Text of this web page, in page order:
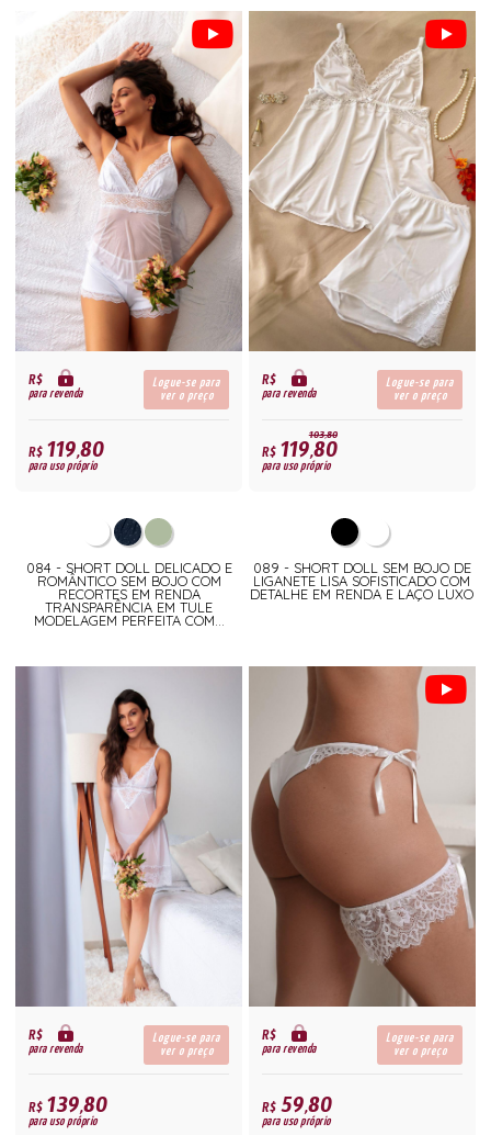
R$
para revenda
Logue-se para
ver o preço
R$119,80
para uso próprio
084 - SHORT DOLL DELICADO E
ROMÂNTICO SEM BOJO COM
RECORTES EM RENDA
TRANSPARÊNCIA EM TULE
MODELAGEM PERFEITA COM...
R$
para revenda
Logue-se para
ver o preço
103,80
R$119,80
para uso próprio
089 - SHORT DOLL SEM BOJO DE
LIGANETE LISA SOFISTICADO COM
DETALHE EM RENDA E LAÇO LUXO
R$
para revenda
Logue-se para
ver o preço
R$139,80
para uso próprio
R$
para revenda
Logue-se para
ver o preço
R$59,80
para uso próprio